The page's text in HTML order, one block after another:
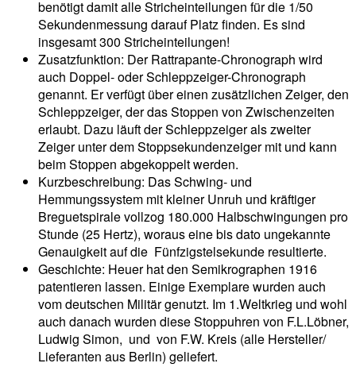
benötigt damit alle Stricheinteilungen für die 1/50
Sekundenmessung darauf Platz finden. Es sind
insgesamt 300 Stricheinteilungen!
Zusatzfunktion: Der Rattrapante-Chronograph wird
auch Doppel- oder Schleppzeiger-Chronograph
genannt. Er verfügt über einen zusätzlichen Zeiger, den
Schleppzeiger, der das Stoppen von Zwischenzeiten
erlaubt. Dazu läuft der Schleppzeiger als zweiter
Zeiger unter dem Stoppsekundenzeiger mit und kann
beim Stoppen abgekoppelt werden.
Kurzbeschreibung: Das Schwing- und
Hemmungssystem mit kleiner Unruh und kräftiger
Breguetspirale vollzog 180.000 Halbschwingungen pro
Stunde (25 Hertz), woraus eine bis dato ungekannte
Genauigkeit auf die Fünfzigstelsekunde re­sultierte.
Geschichte: Heuer hat den Semikrographen 1916
patentieren lassen. Einige Exemplare wurden auch
vom deutschen Militär genutzt. Im 1.Weltkrieg und wohl
auch danach wurden diese Stoppuhren von F.L.Löbner,
Ludwig Simon, und von F.W. Kreis (alle Hersteller/
Lieferanten aus Berlin) geliefert.